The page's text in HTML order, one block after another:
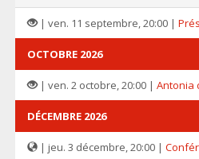
| ven. 11 septembre, 20:00 |
OCTOBRE 2026
| ven. 2 octobre, 20:00 | Antonia
DÉCEMBRE 2026
| jeu. 3 décembre, 20:00 |